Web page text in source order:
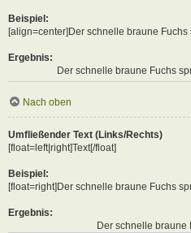
Beispiel:
[align=center]Der schnelle braune
Ergebnis:
Der schnelle braune Fuchs
Nach oben
Umfließender Text (Links/Rechts)
[float=left|right]Text[/float]
Beispiel:
[float=right]Der schnelle braune Fuchs
Ergebnis:
Der schnelle braune